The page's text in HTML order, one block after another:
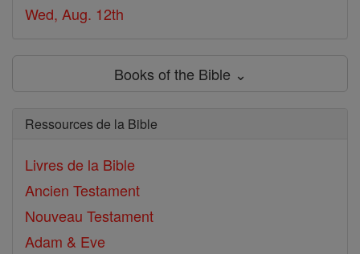
Wed, Aug. 12th
Books of the Bible ⌄
Ressources de la Bible
Livres de la Bible
Ancien Testament
Nouveau Testament
Adam & Eve